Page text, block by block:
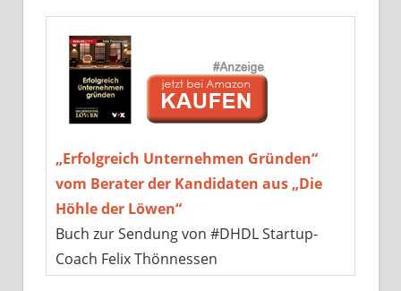
„Erfolgreich Unternehmen Gründen“
vom Berater der Kandidaten aus „Die
Höhle der Löwen“
Buch zur Sendung von #DHDL Startup-
Coach Felix Thönnessen